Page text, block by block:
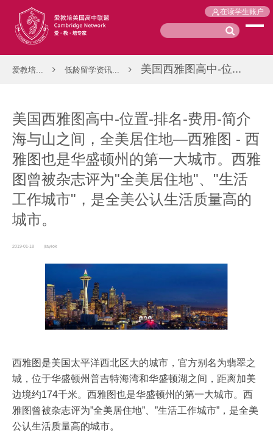
在读学生账户
爱教培... 低龄留学资讯... 美国西雅图高中-位...
美国西雅图高中-位置-排名-费用-简介
海与山之间，全美居住地—西雅图 - 西
雅图也是华盛顿州的第一大城市。西雅
图曾被杂志评为"全美居住地"、"生活
工作城市"，是全美公认生活质量高的
城市。
2019-01-18 jiayiok
西雅图是美国太平洋西北区大的城市，官方别名为翡翠之
城，位于华盛顿州普吉特海湾和华盛顿湖之间，距离加美
边境约174千米。西雅图也是华盛顿州的第一大城市。西
雅图曾被杂志评为”全美居住地”、”生活工作城市”，是全美
公认生活质量高的城市。